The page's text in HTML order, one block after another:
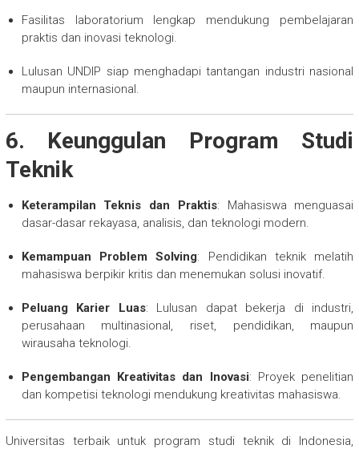
Fasilitas laboratorium lengkap mendukung pembelajaran
praktis dan inovasi teknologi.
Lulusan UNDIP siap menghadapi tantangan industri nasional
maupun internasional.
6. Keunggulan Program Studi
Teknik
Keterampilan Teknis dan Praktis: Mahasiswa menguasai
dasar-dasar rekayasa, analisis, dan teknologi modern.
Kemampuan Problem Solving: Pendidikan teknik melatih
mahasiswa berpikir kritis dan menemukan solusi inovatif.
Peluang Karier Luas: Lulusan dapat bekerja di industri,
perusahaan multinasional, riset, pendidikan, maupun
wirausaha teknologi.
Pengembangan Kreativitas dan Inovasi: Proyek penelitian
dan kompetisi teknologi mendukung kreativitas mahasiswa.
Universitas terbaik untuk program studi teknik di Indonesia,